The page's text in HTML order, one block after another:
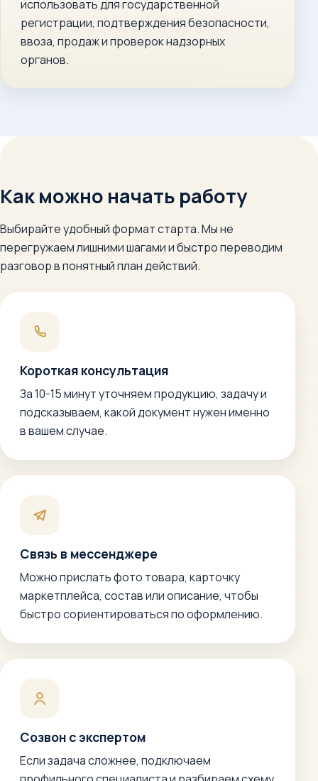
использовать для государственной
регистрации, подтверждения безопасности,
ввоза, продаж и проверок надзорных
органов.
Как можно начать работу
Выбирайте удобный формат старта. Мы не
перегружаем лишними шагами и быстро переводим
разговор в понятный план действий.
Короткая консультация
За 10-15 минут уточняем продукцию, задачу и
подсказываем, какой документ нужен именно
в вашем случае.
Связь в мессенджере
Можно прислать фото товара, карточку
маркетплейса, состав или описание, чтобы
быстро сориентироваться по оформлению.
Созвон с экспертом
Если задача сложнее, подключаем